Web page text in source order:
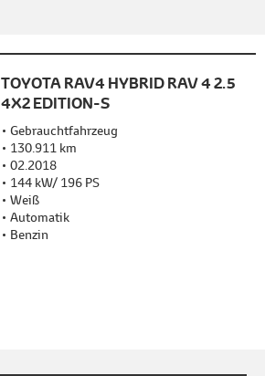
TOYOTA RAV4 HYBRID RAV 4 2.5
4X2 EDITION-S
Gebrauchtfahrzeug
130.911 km
02.2018
144 kW/ 196 PS
Weiß
Automatik
Benzin